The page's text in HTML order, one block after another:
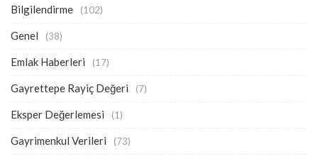
Bilgilendirme (102)
Genel (38)
Emlak Haberleri (17)
Gayrettepe Rayiç Değeri (7)
Eksper Değerlemesi (1)
Gayrimenkul Verileri (73)